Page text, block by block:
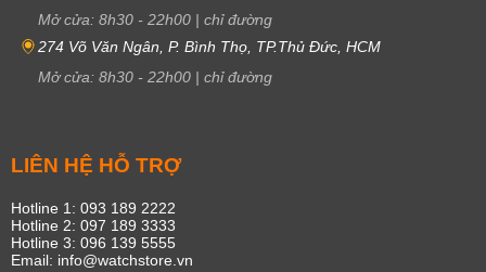
Mở cửa: 8h30 - 22h00 | chỉ đường
274 Võ Văn Ngân, P. Bình Thọ, TP.Thủ Đức, HCM
Mở cửa: 8h30 - 22h00 | chỉ đường
LIÊN HỆ HỖ TRỢ
Hotline 1: 093 189 2222
Hotline 2: 097 189 3333
Hotline 3: 096 139 5555
Email: info@watchstore.vn